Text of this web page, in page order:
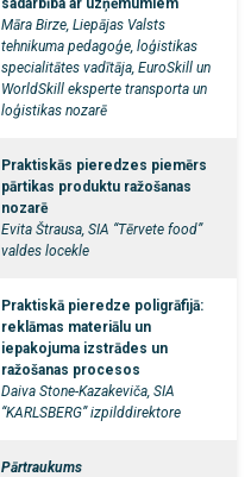
Māra Birze, Liepājas Valsts
tehnikuma pedagoģe, loģistikas
specialitātes vadītāja, EuroSkill un
WorldSkill eksperte transporta un
loģistikas nozarē
Praktiskās pieredzes piemērs
pārtikas produktu ražošanas
nozarē
Evita Štrausa, SIA “Tērvete food”
valdes locekle
Praktiskā pieredze poligrāfijā:
reklāmas materiālu un
iepakojuma izstrādes un
ražošanas procesos
Daiva Stone-Kazakeviča, SIA
“KARLSBERG” izpilddirektore
Pārtraukums